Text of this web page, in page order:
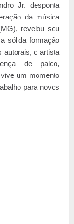
Jr. desponta
da música
revelou seu
sólida formação
autorais, o artista
de palco,
um momento
para novos